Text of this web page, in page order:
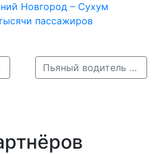
Новгород – Сухум
пассажиров
Пьяный водитель Мерседеса переехал мужчину на Кировской трассе →